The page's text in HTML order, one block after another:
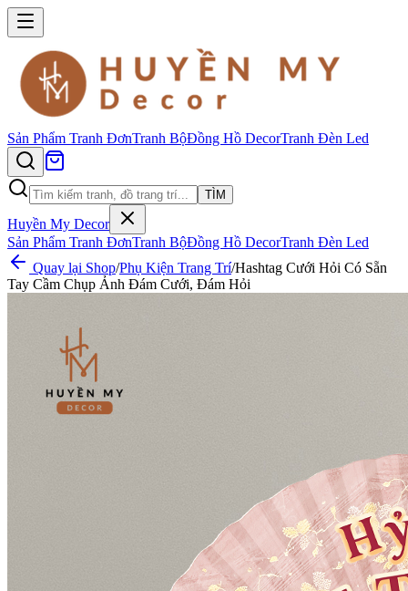
Sản Phẩm Tranh ĐơnTranh BộĐồng Hồ DecorTranh Đèn Led
TÌM
Huyền My Decor
Sản Phẩm Tranh ĐơnTranh BộĐồng Hồ DecorTranh Đèn Led
Quay lại Shop/Phụ Kiện Trang Trí/Hashtag Cưới Hỏi Có Sẵn
Tay Cầm Chụp Ảnh Đám Cưới, Đám Hỏi